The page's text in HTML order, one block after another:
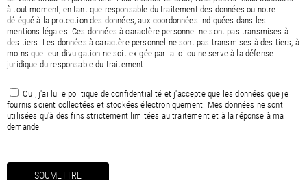
à tout moment, en tant que responsable du traitement des données ou notre
délégué à la protection des données, aux coordonnées indiquées dans les
mentions légales. Ces données à caractère personnel ne sont pas transmises à
des tiers. Les données à caractère personnel ne sont pas transmises à des tiers, à
moins que leur divulgation ne soit exigée par la loi ou ne serve à la défense
juridique du responsable du traitement
Oui, j'ai lu le politique de confidentialité et j'accepte que les données que je
fournis soient collectées et stockées électroniquement. Mes données ne sont
utilisées qu'à des fins strictement limitées au traitement et à la réponse à ma
demande